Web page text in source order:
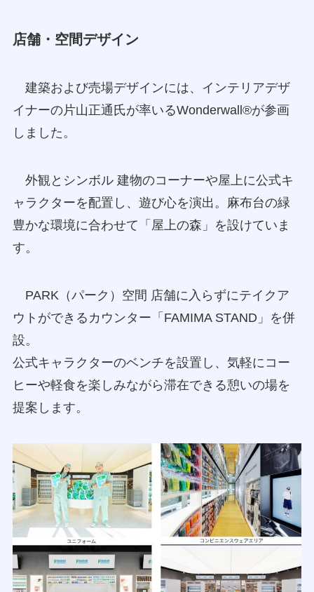
店舗・空間デザイン
建築および売場デザインには、インテリアデザ
イナーの片山正通氏が率いるWonderwall®が参画
しました。
外観とシンボル 建物のコーナーや屋上に公式キ
ャラクターを配置し、遊び心を演出。麻布台の緑
豊かな環境に合わせて「屋上の森」を設けていま
す。
PARK（パーク）空間 店舗に入らずにテイクア
ウトができるカウンター「FAMIMA STAND」を併
設。
公式キャラクターのベンチを設置し、気軽にコー
ヒーや軽食を楽しみながら滞在できる憩いの場を
提案します。